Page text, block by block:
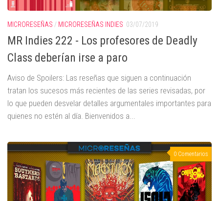
MICRORESEÑAS / MICRORESEÑAS INDIES 03/07/2019
MR Indies 222 - Los profesores de Deadly
Class deberían irse a paro
Aviso de Spoilers: Las reseñas que siguen a continuación
tratan los sucesos más recientes de las series revisadas, por
lo que pueden desvelar detalles argumentales importantes para
quienes no estén al día. Bienvenidos a...
0 Comentarios